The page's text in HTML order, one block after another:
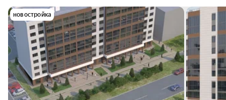
новостройка